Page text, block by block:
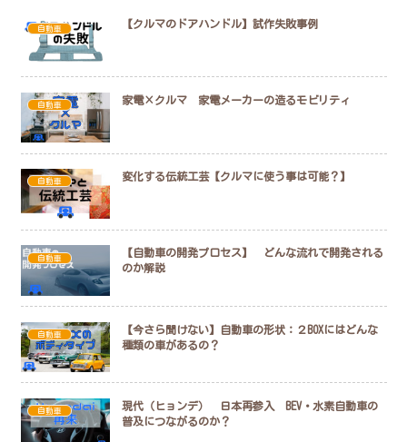
自動車 【クルマのドアハンドル】試作失敗事例
自動車 家電×クルマ 家電メーカーの造るモビリティ
自動車 変化する伝統工芸【クルマに使う事は可能？】
自動車
【自動車の開発プロセス】 どんな流れで開発される
のか解説
自動車
【今さら聞けない】自動車の形状：２BOXにはどんな
種類の車があるの？
自動車
現代（ヒョンデ） 日本再参入 BEV・水素自動車の
普及につながるのか？